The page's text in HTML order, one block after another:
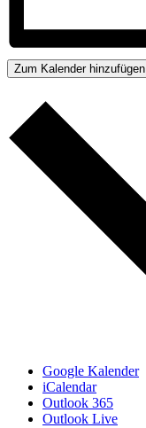
Zum Kalender hinzufügen
Google Kalender
iCalendar
Outlook 365
Outlook Live